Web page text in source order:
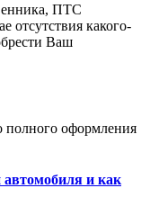
ПТС
отсутствия какого-
Ваш
полного оформления
и как